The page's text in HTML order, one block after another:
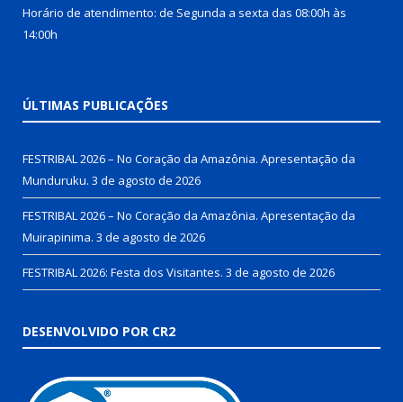
Horário de atendimento: de Segunda a sexta das 08:00h às
14:00h
ÚLTIMAS PUBLICAÇÕES
FESTRIBAL 2026 – No Coração da Amazônia. Apresentação da
Munduruku. 3 de agosto de 2026
FESTRIBAL 2026 – No Coração da Amazônia. Apresentação da
Muirapinima. 3 de agosto de 2026
FESTRIBAL 2026: Festa dos Visitantes. 3 de agosto de 2026
DESENVOLVIDO POR CR2